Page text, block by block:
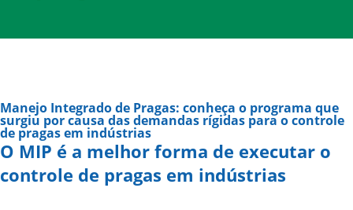
Manejo Integrado de Pragas: conheça o programa que
surgiu por causa das demandas rígidas para o controle
de pragas em indústrias
O MIP é a melhor forma de executar o
controle de pragas em indústrias